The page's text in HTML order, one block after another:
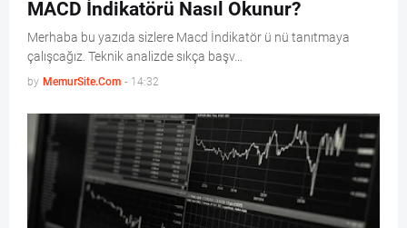
MACD İndikatörü Nasıl Okunur?
Merhaba bu yazıda sizlere Macd İndikatör ü nü tanıtmaya
çalışcağız. Teknik analizde sıkça başv…
by MemurSite.Com - 14:32